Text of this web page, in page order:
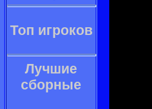
Топ игроков
Лучшие
сборные